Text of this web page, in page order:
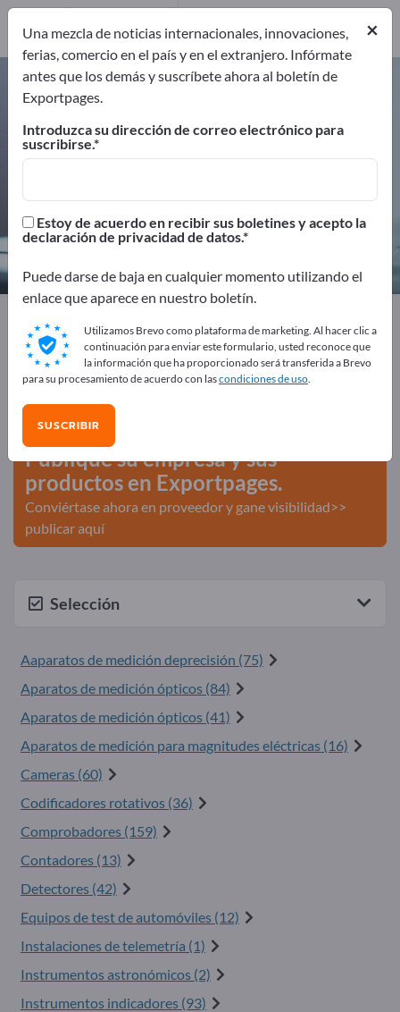
Tecnología de medición y óptica –
encuentre fabricantes y
proveedores
954 923
Distribuidores Proveedores de servicio
Proveedores de
servicio1
¡Anúnciese gratis en Exportpages!
comerciales >> Empiece aquí
Publique su empresa y sus
productos en Exportpages.
Conviértase ahora en proveedor y gane visibilidad>>
publicar aquí
Selección
Aaparatos de medición deprecisión (75)
Aparatos de medición ópticos (84)
Aparatos de medición ópticos (41)
Aparatos de medición para magnitudes eléctricas (16)
Cameras (60)
Codificadores rotativos (36)
Comprobadores (159)
Contadores (13)
Detectores (42)
Equipos de test de automóviles (12)
Instalaciones de telemetría (1)
Instrumentos astronómicos (2)
Instrumentos indicadores (93)
×
Una mezcla de noticias internacionales, innovaciones,
ferias, comercio en el país y en el extranjero. Infórmate
antes que los demás y suscríbete ahora al boletín de
Exportpages.
Introduzca su dirección de correo electrónico para
suscribirse.
Estoy de acuerdo en recibir sus boletines y acepto la
declaración de privacidad de datos.
Puede darse de baja en cualquier momento utilizando el
enlace que aparece en nuestro boletín.
Utilizamos Brevo como plataforma de marketing. Al hacer clic a
continuación para enviar este formulario, usted reconoce que
la información que ha proporcionado será transferida a Brevo
para su procesamiento de acuerdo con lascondiciones de uso.
SUSCRIBIR